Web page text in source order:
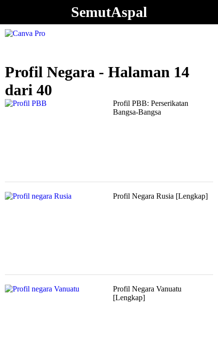
SemutAspal
Profil Negara - Halaman 14
dari 40
Profil PBB: Perserikatan
Bangsa-Bangsa
Profil Negara Rusia [Lengkap]
Profil Negara Vanuatu
[Lengkap]